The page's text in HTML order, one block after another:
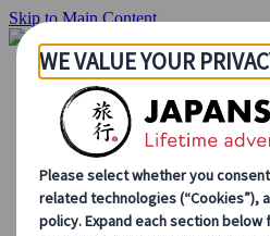
Skip to Main Content
Inizio
Itinerari di viaggio
Itinerari individuali
Tour guidati
Drive & stay
Tour di serie
Escursioni
Tour di gruppo su misura
Japan Rail Pass